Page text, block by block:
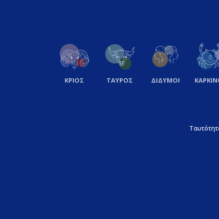
ΚΡΙΟΣ ΤΑΥΡΟΣ ΔΙΔΥΜΟΙ